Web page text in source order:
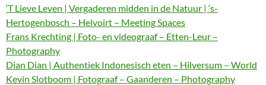
‘T Lieve Leven | Vergaderen midden in de Natuur | ‘s-
Hertogenbosch – Helvoirt – Meeting Spaces
Frans Krechting | Foto- en videograaf – Etten-Leur –
Photography
Dian Dian | Authentiek Indonesisch eten – Hilversum – World
Kevin Slotboom | Fotograaf – Gaanderen – Photography